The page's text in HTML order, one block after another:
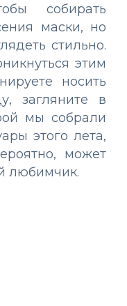
собирать
маски, но
стильно.
этим
носить
загляните в
мы собрали
этого лета,
может
любимчик.